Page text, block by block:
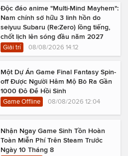
Độc đáo anime "Multi-Mind Mayhem":
Nam chính sở hữu 3 linh hồn do
seiyuu Subaru (Re:Zero) lồng tiếng,
chốt lịch lên sóng đầu năm 2027
Giải trí 08/08/2026 14:12
Một Dự Án Game Final Fantasy Spin-
off Được Người Hâm Mộ Bỏ Ra Gần
1000 Đô Để Hồi Sinh
Game Offline 08/08/2026 12:04
Nhận Ngay Game Sinh Tồn Hoàn
Toàn Miễn Phí Trên Steam Trước
Ngày 10 Tháng 8